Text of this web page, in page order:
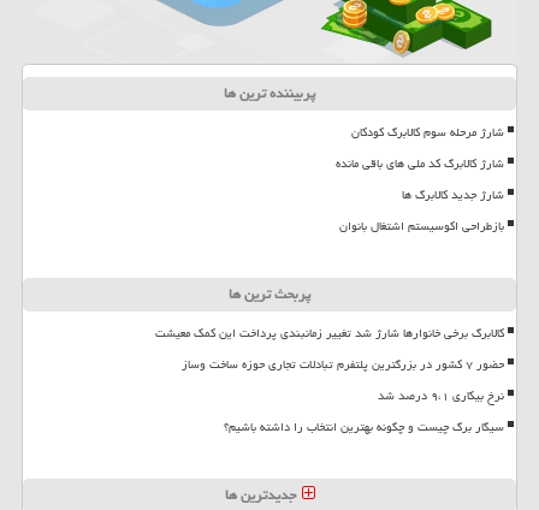
پربیننده ترین ها
شارژ مرحله سوم کالابرگ کودکان
شارژ کالابرگ کد ملی های باقی مانده
شارژ جدید کالابرگ ها
بازطراحی اکوسیستم اشتغال بانوان
پربحث ترین ها
کالابرگ برخی خانوارها شارژ شد تغییر زمانبندی پرداخت این کمک معیشت
حضور ۷ کشور در بزرگترین پلتفرم تبادلات تجاری حوزه ساخت وساز
نرخ بیکاری ۹،۱ درصد شد
سیگار برگ چیست و چگونه بهترین انتخاب را داشته باشیم؟
جدیدترین ها